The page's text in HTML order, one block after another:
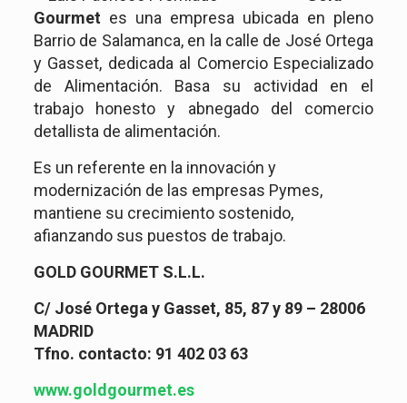
Gourmetes una empresa ubicada en pleno
Barrio de Salamanca, en la calle de José Ortega
y Gasset, dedicada al Comercio Especializado
de Alimentación. Basa su actividad en el
trabajo honesto y abnegado del comercio
detallista de alimentación.
Es un referente en la innovación y
modernización de las empresas Pymes,
mantiene su crecimiento sostenido,
afianzando sus puestos de trabajo.
GOLD GOURMET S.L.L.
C/ José Ortega y Gasset, 85, 87 y 89 – 28006
MADRID
Tfno. contacto: 91 402 03 63
www.goldgourmet.es